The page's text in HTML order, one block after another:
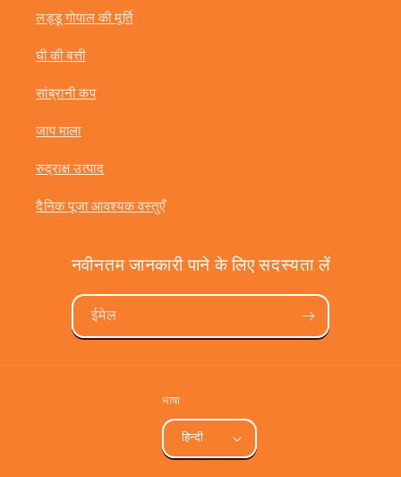
लड्डू गोपाल की मूर्ति
घी की बत्ती
सांब्रानी कप
जाप माला
रुद्राक्ष उत्पाद
दैनिक पूजा आवश्यक वस्तुएँ
नवीनतम जानकारी पाने के लिए सदस्यता लें
ईमेल
भाषा
हिन्दी